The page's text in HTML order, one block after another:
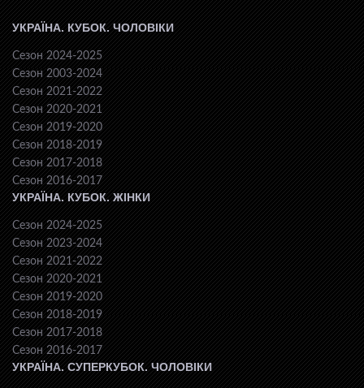
УКРАЇНА. КУБОК. ЧОЛОВІКИ
Сезон 2024-2025
Сезон 2003-2024
Сезон 2021-2022
Сезон 2020-2021
Сезон 2019-2020
Сезон 2018-2019
Сезон 2017-2018
Сезон 2016-2017
УКРАЇНА. КУБОК. ЖІНКИ
Сезон 2024-2025
Сезон 2023-2024
Сезон 2021-2022
Сезон 2020-2021
Сезон 2019-2020
Сезон 2018-2019
Сезон 2017-2018
Сезон 2016-2017
УКРАЇНА. СУПЕРКУБОК. ЧОЛОВІКИ